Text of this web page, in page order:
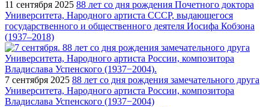
11 сентября 2025 88 лет со дня рождения Почетного доктора
Университета, Народного артиста СССР, выдающегося
государственного и общественного деятеля Иосифа Кобзона
(1937–2018)
7 сентября 2025 88 лет со дня рождения замечательного друга
Университета, Народного артиста России, композитора
Владислава Успенского (1937−2004)